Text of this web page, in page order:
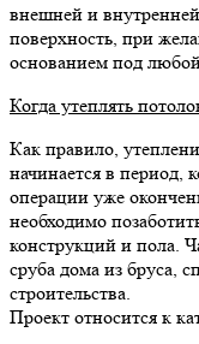
внешней и
поверхность, при
основанием под
Когда утеплять
Как правило,
начинается в период,
операции уже
необходимо
конструкций и пола.
сруба дома из бруса,
строительства.
Проект относится к